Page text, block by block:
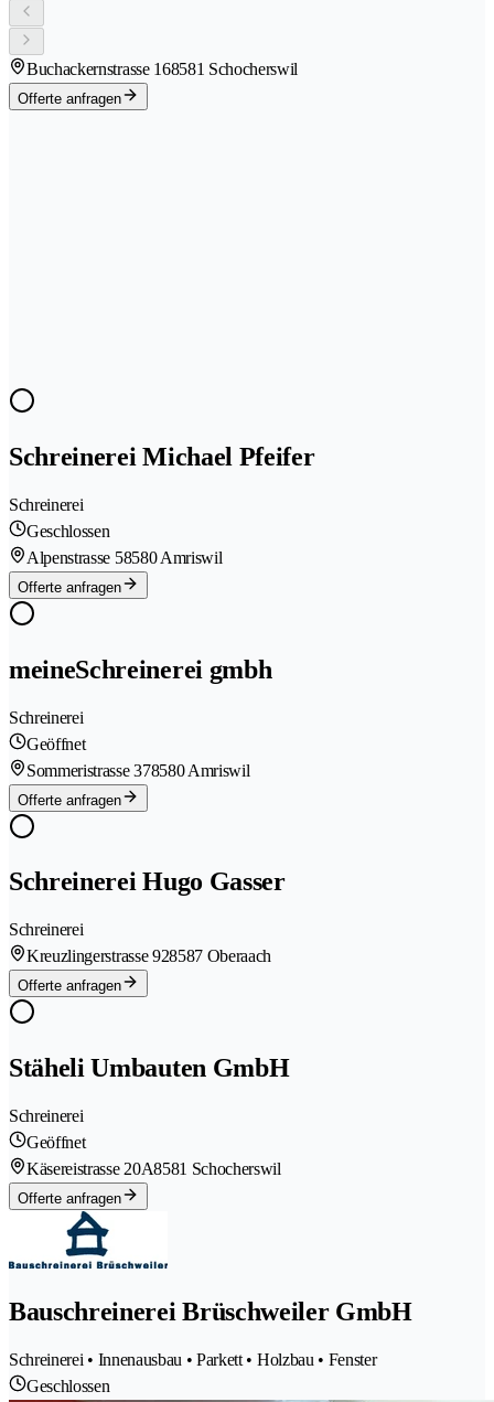
Buchackernstrasse 168581 Schocherswil
Offerte anfragen
Schreinerei Michael Pfeifer
Schreinerei
Geschlossen
Alpenstrasse 58580 Amriswil
Offerte anfragen
meineSchreinerei gmbh
Schreinerei
Geöffnet
Sommeristrasse 378580 Amriswil
Offerte anfragen
Schreinerei Hugo Gasser
Schreinerei
Kreuzlingerstrasse 928587 Oberaach
Offerte anfragen
Stäheli Umbauten GmbH
Schreinerei
Geöffnet
Käsereistrasse 20A8581 Schocherswil
Offerte anfragen
Bauschreinerei Brüschweiler GmbH
Schreinerei • Innenausbau • Parkett • Holzbau • Fenster
Geschlossen